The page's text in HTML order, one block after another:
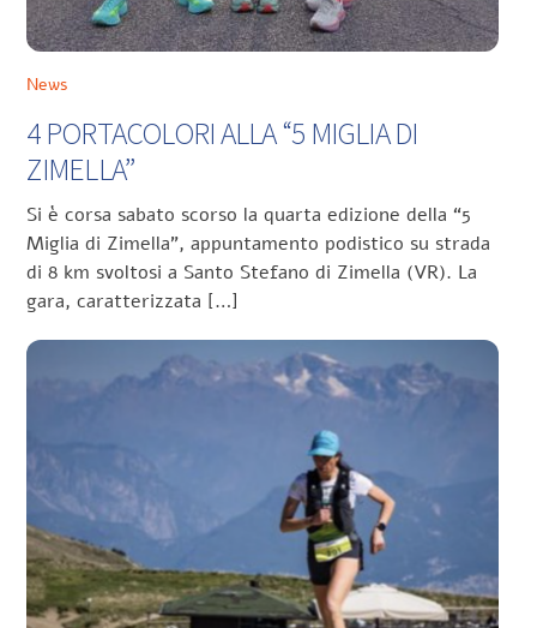
News
4 PORTACOLORI ALLA “5 MIGLIA DI
ZIMELLA”
Si è corsa sabato scorso la quarta edizione della “5
Miglia di Zimella”, appuntamento podistico su strada
di 8 km svoltosi a Santo Stefano di Zimella (VR). La
gara, caratterizzata […]